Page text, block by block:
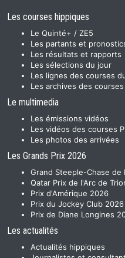
Les courses hippiques
Le Quinté+ / ZE5
Les partants et
Les résultats et rapports
Les sélections du jour
Les lignes des courses
Les archives des
Le multimedia
Les émissions vidéos
Les vidéos des courses
Les photos des arrivées
Les Grands Prix 2026
Grand Steeple-Chase de
Qatar Prix de l'Arc de
Prix d'Amérique 2026
Prix du Jockey Club 2026
Prix de Diane Longines
Les actualités
Actualités hippiques